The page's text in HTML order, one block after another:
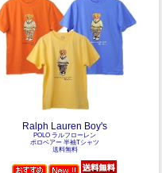
Ralph Lauren Boy's
POLO ラルフローレン
ポロベアー 半袖Tシャツ
送料無料